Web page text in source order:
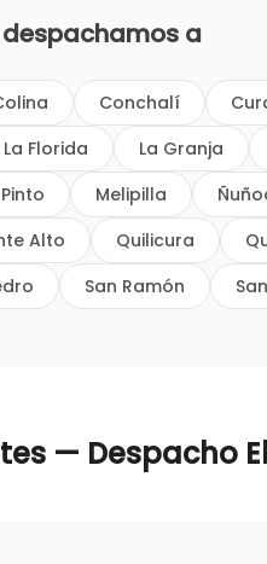
a
Conchalí
La Florida La Granja
Melipilla
Alto Quilicura
San Ramón
— Despacho